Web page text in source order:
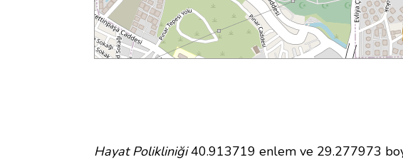
Hayat Polikliniği40.913719 enlem ve 29.277973